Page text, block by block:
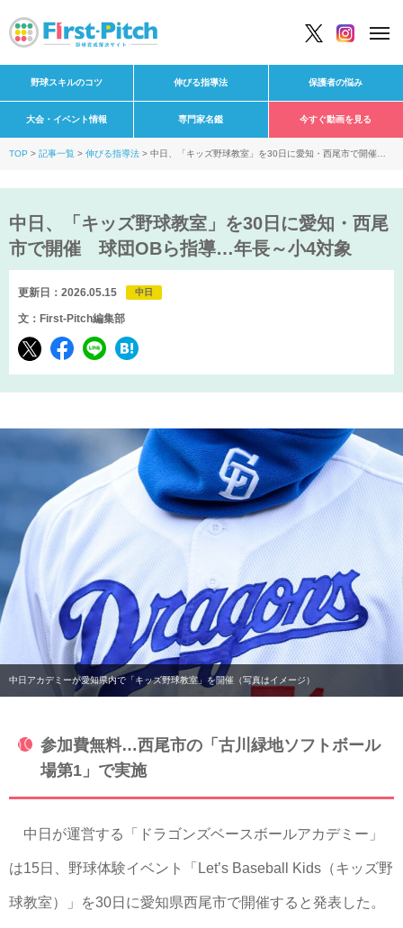
野球スキルのコツ 伸びる指導法 保護者の悩み
大会・イベント情報 専門家名鑑 今すぐ動画を見る
TOP 記事一覧 伸びる指導法
中日、「キッズ野球教室」を30日に愛知・西尾市で開催
中日、「キッズ野球教室」を30日に愛知・西尾
市で開催 球団OBら指導…年長～小4対象
更新日：2026.05.15 中日
文：First-Pitch編集部
中日アカデミーが愛知県内で「キッズ野球教室」を開催（写真はイメージ）
参加費無料…西尾市の「古川緑地ソフトボール
場第1」で実施
中日が運営する「ドラゴンズベースボールアカデミー」
は15日、野球体験イベント「Let’s Baseball Kids（キッズ野
球教室）」を30日に愛知県西尾市で開催すると発表した。